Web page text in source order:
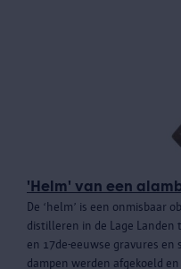
'Helm' van een
De ‘helm’ is een onmisbaar
distilleren in de Lage
en 17de-eeuwse gravures en
dampen werden afgekoeld